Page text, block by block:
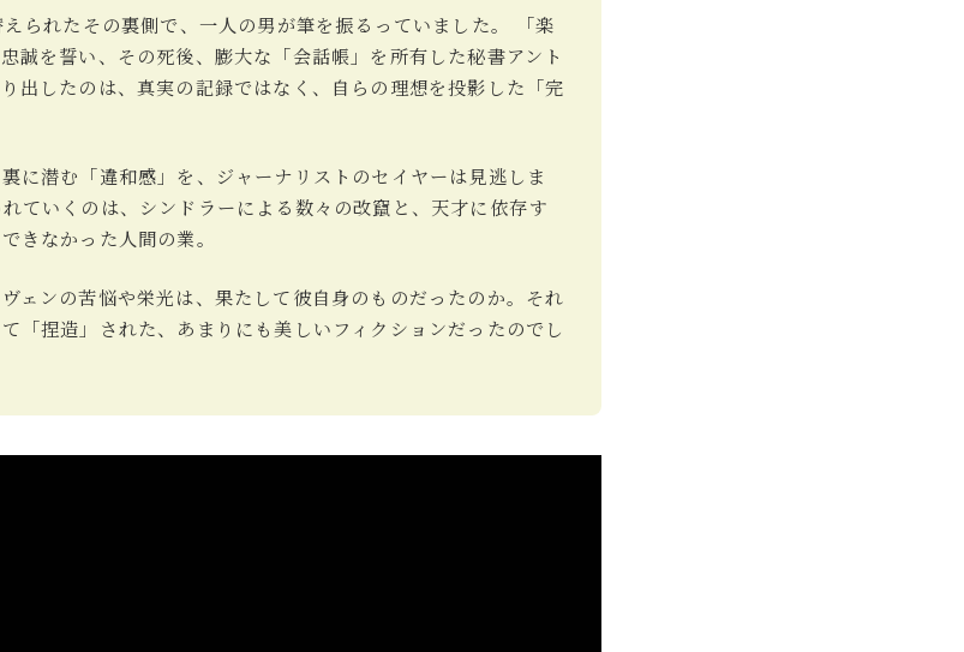
られたその裏側で、一人の男が筆を振るっていました。 「楽
誠を誓い、その死後、膨大な「会話帳」を所有した秘書アント
出したのは、真実の記録ではなく、自らの理想を投影した「完
に潜む「違和感」を、ジャーナリストのセイヤーは見逃しま
ていくのは、シンドラーによる数々の改竄と、天才に依存す
きなかった人間の業。
ェンの苦悩や栄光は、果たして彼自身のものだったのか。それ
「捏造」された、あまりにも美しいフィクションだったのでし